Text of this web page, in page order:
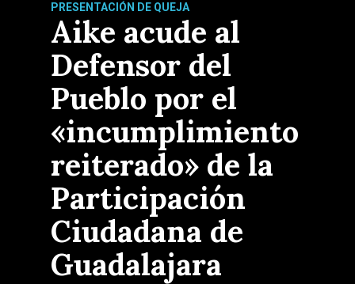
PRESENTACIÓN DE QUEJA
Aike acude al
Defensor del
Pueblo por el
«incumplimiento
reiterado» de la
Participación
Ciudadana de
Guadalajara